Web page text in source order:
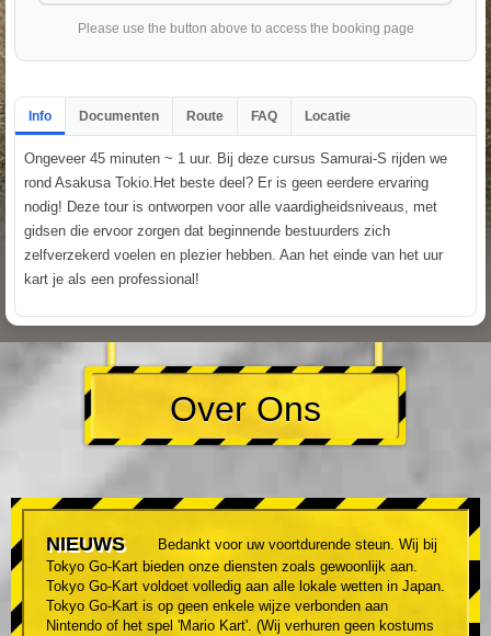
Please use the button above to access the booking page
Info Documenten Route FAQ Locatie
Ongeveer 45 minuten ~ 1 uur. Bij deze cursus Samurai-S rijden we
rond Asakusa Tokio.Het beste deel? Er is geen eerdere ervaring
nodig! Deze tour is ontworpen voor alle vaardigheidsniveaus, met
gidsen die ervoor zorgen dat beginnende bestuurders zich
zelfverzekerd voelen en plezier hebben. Aan het einde van het uur
kart je als een professional!
Over Ons
NIEUWS
Bedankt voor uw voortdurende steun. Wij bij
Tokyo Go-Kart bieden onze diensten zoals gewoonlijk aan.
Tokyo Go-Kart voldoet volledig aan alle lokale wetten in Japan.
Tokyo Go-Kart is op geen enkele wijze verbonden aan
Nintendo of het spel 'Mario Kart'. (Wij verhuren geen kostums